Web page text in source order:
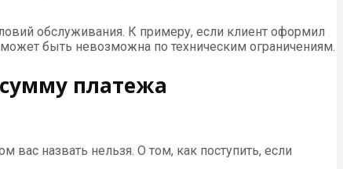
обслуживания. К примеру, если клиент оформил
быть невозможна по техническим ограничениям.
платежа
назвать нельзя. О том, как поступить, если